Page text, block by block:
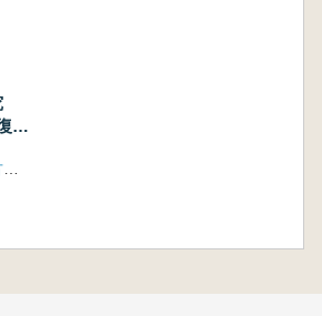
旧・PHALANX 古墳文化研究会